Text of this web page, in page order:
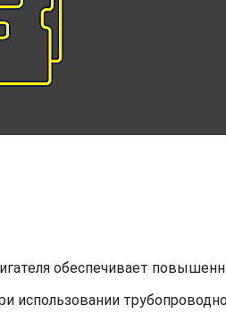
обеспечивает
использовании